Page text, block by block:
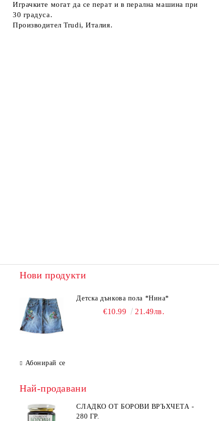
Играчките могат да се перат и в перална машина при
30 градуса.
Производител Trudi, Италия.
Нови продукти
Детска дънкова пола *Нина*
€10.99 21.49лв.
Абонирай се
Най-продавани
СЛАДКО ОТ БОРОВИ ВРЪХЧЕТА -
280 ГР.